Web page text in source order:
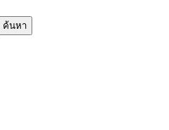
ค้นหา